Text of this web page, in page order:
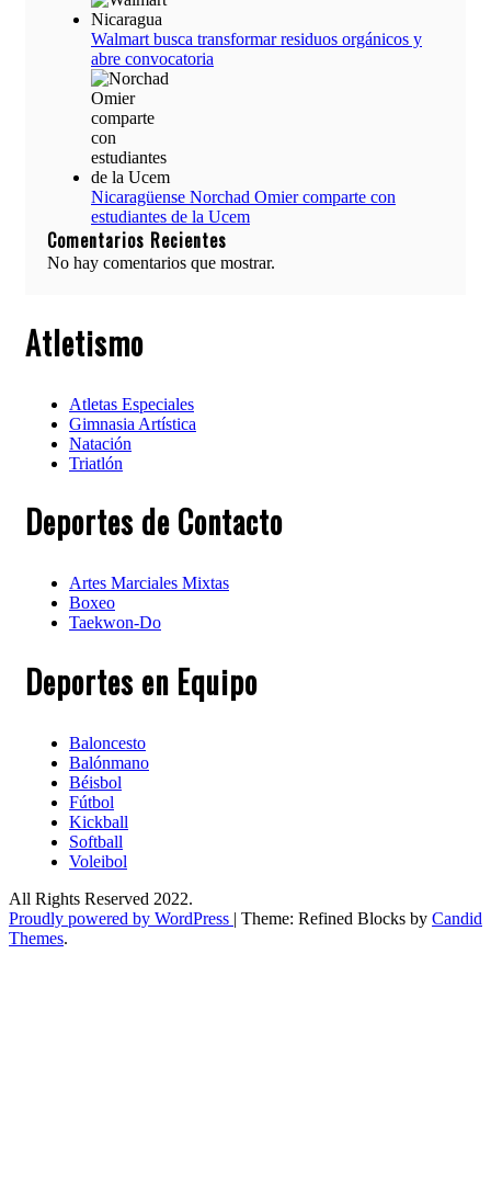
Walmart busca transformar residuos orgánicos y
abre convocatoria
Nicaragüense Norchad Omier comparte con
estudiantes de la Ucem
Comentarios Recientes
No hay comentarios que mostrar.
Atletismo
Atletas Especiales
Gimnasia Artística
Natación​
Triatlón​
Deportes de Contacto
Artes Marciales Mixtas
Boxeo
Taekwon-Do
Deportes en Equipo
Baloncesto
Balónmano
Béisbol
Fútbol
Kickball​
Softball​
Voleibol​
All Rights Reserved 2022.
Proudly powered by WordPress | Theme: Refined Blocks by Candid
Themes.